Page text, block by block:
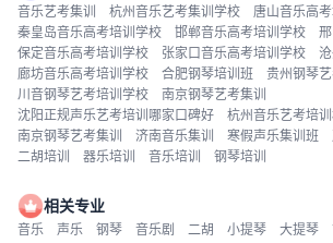
音乐艺考集训 杭州音乐艺考集训学校
唐山音乐高
秦皇岛音乐高考培训学校
邯郸音乐高考培训学校
保定音乐高考培训学校
张家口音乐高考培训学校
廊坊音乐高考培训学校
合肥钢琴培训班
贵州钢琴
川音钢琴艺考培训学校
南京钢琴艺考集训
沈阳正规声乐艺考培训哪家口碑好
杭州音乐艺考培
南京钢琴艺考集训
济南音乐集训 寒假声乐集训班
二胡培训
器乐培训 音乐培训 钢琴培训
相关专业
音乐 声乐 钢琴 音乐剧 二胡 小提琴 大提琴